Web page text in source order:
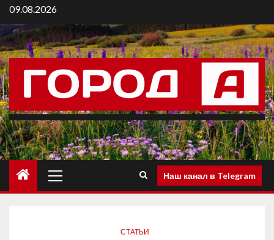
09.08.2026
Наш канал в Telegram
СТАТЬИ